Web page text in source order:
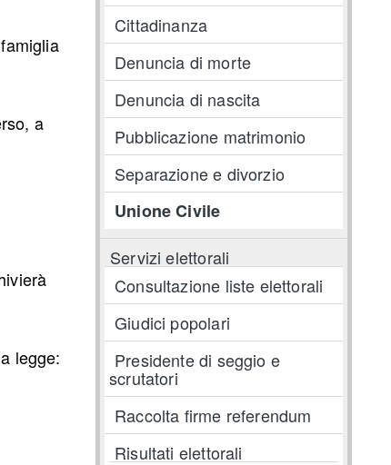
a
legge:
Cittadinanza
Denuncia di morte
Denuncia di nascita
Pubblicazione matrimonio
Separazione e divorzio
Unione Civile
Servizi elettorali
Consultazione liste elettorali
Giudici popolari
Presidente di seggio e
scrutatori
Raccolta firme referendum
Risultati elettorali